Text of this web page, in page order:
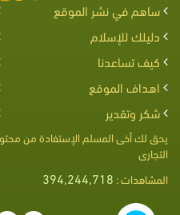
ساهم في نشر الموقع
دليلك للإسلام
كيف تساعدنا
اهداف الموقع
شكر وتقدير
يحق لك أخى المسلم الإستفادة من
التجارى
المشاهدات : 394,244,718